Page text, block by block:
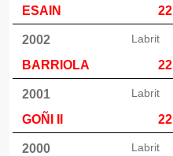
ESAIN
22
2002
BARRIOLA
22
Labrit
2001
GOÑI II
22
Labrit
2000
Labrit